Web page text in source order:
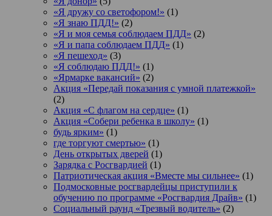
«Я дружу со светофором!» (1)
«Я знаю ПДД!» (2)
«Я и моя семья соблюдаем ПДД» (2)
«Я и папа соблюдаем ПДД» (1)
«Я пешеход» (3)
«Я соблюдаю ПДД!» (1)
«Ярмарке вакансий» (2)
Акция «Передай показания с умной платежкой»
(2)
Акция «С флагом на сердце» (1)
Акция «Собери ребенка в школу» (1)
будь ярким» (1)
где торгуют смертью» (1)
День открытых дверей (1)
Зарядка с Росгвардией (1)
Патриотическая акция «Вместе мы сильнее» (1)
Подмосковные росгвардейцы приступили к
обучению по программе «Росгвардия Драйв» (1)
Социальный раунд «Трезвый водитель» (2)